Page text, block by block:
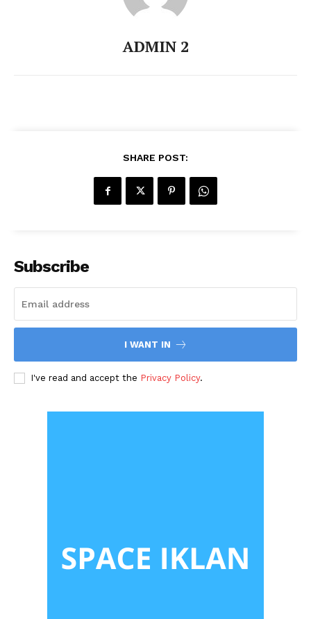
ADMIN 2
SHARE POST:
Subscribe
I WANT IN
I've read and accept the Privacy Policy.